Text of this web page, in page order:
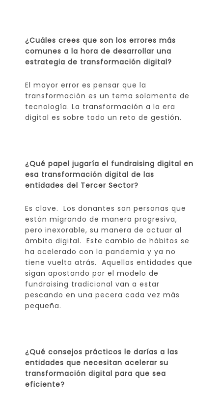
¿Cuáles crees que son los errores más
comunes a la hora de desarrollar una
estrategia de transformación digital?
El mayor error es pensar que la
transformación es un tema solamente de
tecnología. La transformación a la era
digital es sobre todo un reto de gestión.
¿Qué papel jugaría el fundraising digital en
esa transformación digital de las
entidades del Tercer Sector?
Es clave. Los donantes son personas que
están migrando de manera progresiva,
pero inexorable, su manera de actuar al
ámbito digital. Este cambio de hábitos se
ha acelerado con la pandemia y ya no
tiene vuelta atrás. Aquellas entidades que
sigan apostando por el modelo de
fundraising tradicional van a estar
pescando en una pecera cada vez más
pequeña.
¿Qué consejos prácticos le darías a las
entidades que necesitan acelerar su
transformación digital para que sea
eficiente?